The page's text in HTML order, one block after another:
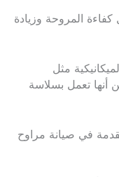
المروحة وزيادة
مثل
أنها تعمل بسلاسة
في صيانة مراوح